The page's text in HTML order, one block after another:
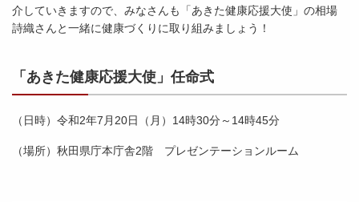
介していきますので、みなさんも「あきた健康応援大使」の相場
詩織さんと一緒に健康づくりに取り組みましょう！
「あきた健康応援大使」任命式
（日時）令和2年7月20日（月）14時30分～14時45分
（場所）秋田県庁本庁舎2階 プレゼンテーションルーム